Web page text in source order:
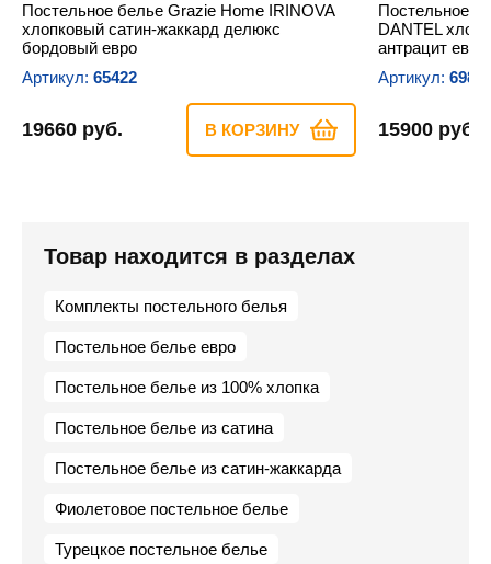
Постельное белье Grazie Home IRINOVA
хлопковый сатин-жаккард делюкс
бордовый евро
Артикул: 65422
19660 руб. В КОРЗИНУ
Постельное
DANTEL
антрацит евро
Артикул:
15900 руб.
Товар находится в разделах
Комплекты постельного белья
Постельное белье евро
Постельное белье из 100% хлопка
Постельное белье из сатина
Постельное белье из сатин-жаккарда
Фиолетовое постельное белье
Турецкое постельное белье